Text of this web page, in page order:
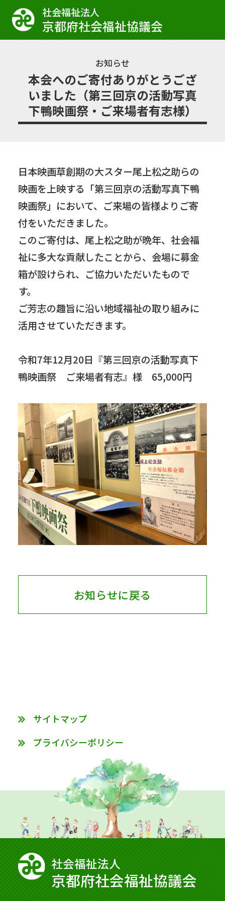
社会福祉法⼈
京都府社会福祉協議会
お知らせ
本会へのご寄付ありがとうござ
いました（第三回京の活動写真
下鴨映画祭・ご来場者有志様）
日本映画草創期の大スター尾上松之助らの
映画を上映する「第三回京の活動写真下鴨
映画祭」において、ご来場の皆様よりご寄
付をいただきました。
このご寄付は、尾上松之助が晩年、社会福
祉に多大な貢献したことから、会場に募金
箱が設けられ、ご協力いただいたもので
す。
ご芳志の趣旨に沿い地域福祉の取り組みに
活用させていただきます。
令和7年12月20日『第三回京の活動写真下
鴨映画祭 ご来場者有志』様 65,000円
お知らせに戻る
サイトマップ
プライバシーポリシー
社会福祉法⼈
京都府社会福祉協議会